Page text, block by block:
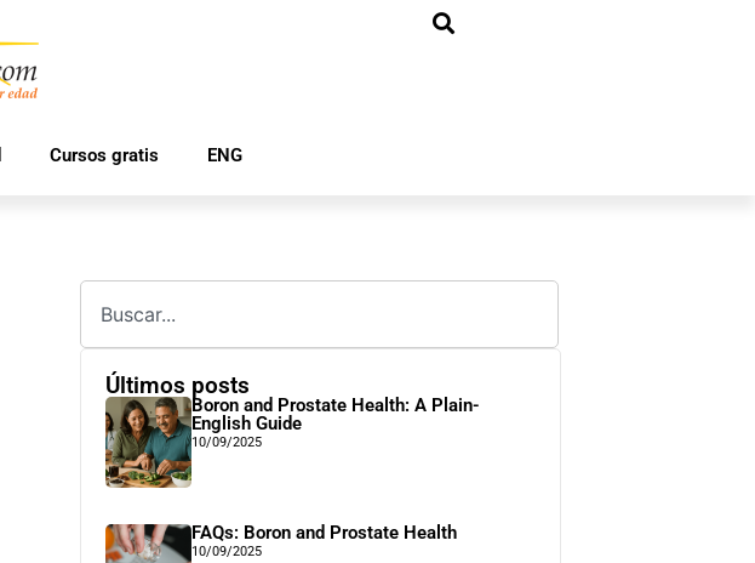
Cursos gratis ENG
Últimos posts
Boron and Prostate Health: A Plain-
English Guide
10/09/2025
FAQs: Boron and Prostate Health
10/09/2025